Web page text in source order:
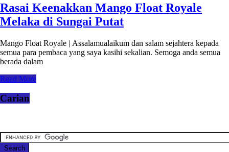
Rasai Keenakkan Mango Float Royale
Melaka di Sungai Putat
Mango Float Royale | Assalamualaikum dan salam sejahtera kepada
semua para pembaca yang saya kasihi sekalian. Semoga anda semua
berada dalam
Read More
Carian